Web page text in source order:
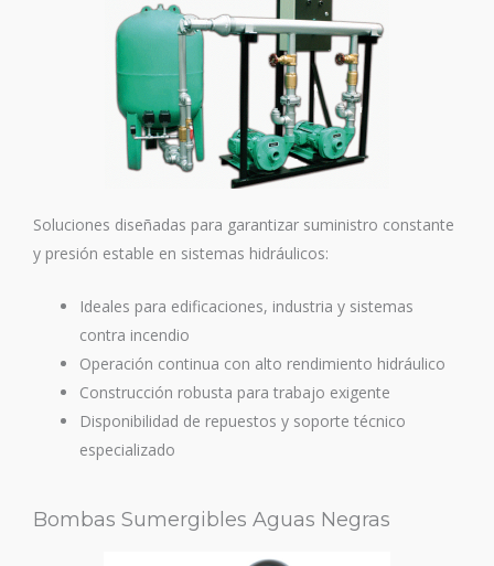
Soluciones diseñadas para garantizar suministro constante
y presión estable en sistemas hidráulicos:
Ideales para edificaciones, industria y sistemas
contra incendio
Operación continua con alto rendimiento hidráulico
Construcción robusta para trabajo exigente
Disponibilidad de repuestos y soporte técnico
especializado
Bombas Sumergibles Aguas Negras